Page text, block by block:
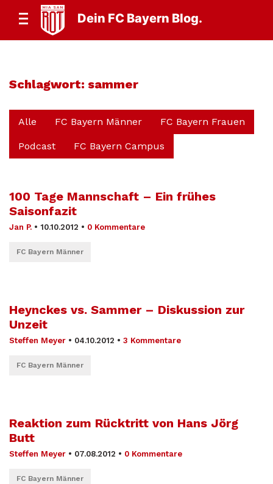
Dein FC Bayern Blog.
Schlagwort: sammer
Alle FC Bayern Männer FC Bayern Frauen
Podcast FC Bayern Campus
100 Tage Mannschaft – Ein frühes
Saisonfazit
Jan P. • 10.10.2012 • 0 Kommentare
FC Bayern Männer
Heynckes vs. Sammer – Diskussion zur
Unzeit
Steffen Meyer • 04.10.2012 • 3 Kommentare
FC Bayern Männer
Reaktion zum Rücktritt von Hans Jörg
Butt
Steffen Meyer • 07.08.2012 • 0 Kommentare
FC Bayern Männer